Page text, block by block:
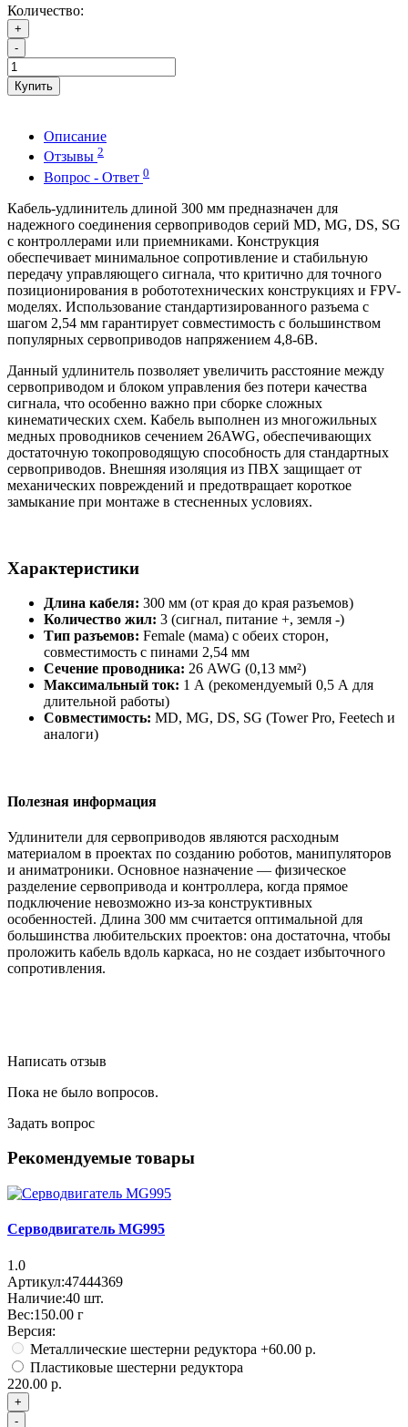
Количество:
+
-
Купить
Описание
Отзывы 2
Вопрос - Ответ 0
Кабель-удлинитель длиной 300 мм предназначен для
надежного соединения сервоприводов серий MD, MG, DS, SG
с контроллерами или приемниками. Конструкция
обеспечивает минимальное сопротивление и стабильную
передачу управляющего сигнала, что критично для точного
позиционирования в робототехнических конструкциях и FPV-
моделях. Использование стандартизированного разъема с
шагом 2,54 мм гарантирует совместимость с большинством
популярных сервоприводов напряжением 4,8-6В.
Данный удлинитель позволяет увеличить расстояние между
сервоприводом и блоком управления без потери качества
сигнала, что особенно важно при сборке сложных
кинематических схем. Кабель выполнен из многожильных
медных проводников сечением 26AWG, обеспечивающих
достаточную токопроводящую способность для стандартных
сервоприводов. Внешняя изоляция из ПВХ защищает от
механических повреждений и предотвращает короткое
замыкание при монтаже в стесненных условиях.
Характеристики
Длина кабеля: 300 мм (от края до края разъемов)
Количество жил: 3 (сигнал, питание +, земля -)
Тип разъемов: Female (мама) с обеих сторон,
совместимость с пинами 2,54 мм
Сечение проводника: 26 AWG (0,13 мм²)
Максимальный ток: 1 А (рекомендуемый 0,5 А для
длительной работы)
Совместимость: MD, MG, DS, SG (Tower Pro, Feetech и
аналоги)
Полезная информация
Удлинители для сервоприводов являются расходным
материалом в проектах по созданию роботов, манипуляторов
и аниматроники. Основное назначение — физическое
разделение сервопривода и контроллера, когда прямое
подключение невозможно из-за конструктивных
особенностей. Длина 300 мм считается оптимальной для
большинства любительских проектов: она достаточна, чтобы
проложить кабель вдоль каркаса, но не создает избыточного
сопротивления.
Написать отзыв
Пока не было вопросов.
Задать вопрос
Рекомендуемые товары
Серводвигатель MG995
1.0
Артикул:47444369
Наличие:40 шт.
Вес:150.00 г
Версия:
Металлические шестерни редуктора +60.00 р.
Пластиковые шестерни редуктора
220.00 р.
+
-